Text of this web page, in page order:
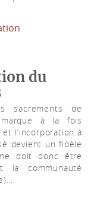
du
sacrements de
marque à la fois
l’incorporation à
devient un fidèle
doit donc être
la communauté